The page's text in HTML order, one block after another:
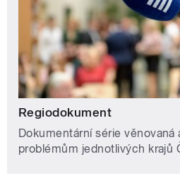
Regiodokument
Dokumentární série věnovaná
problémům jednotlivých krajů